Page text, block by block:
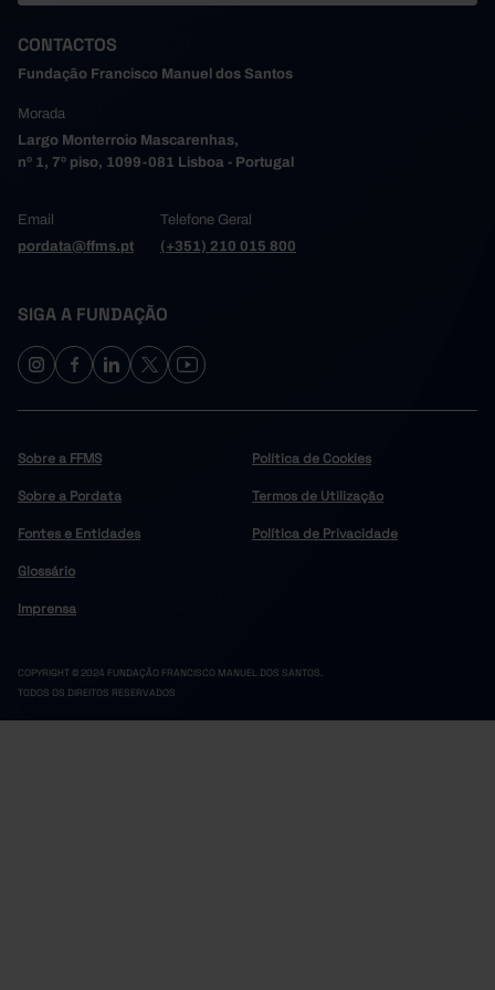
CONTACTOS
Fundação Francisco Manuel dos Santos
Morada
Largo Monterroio Mascarenhas,
nº 1, 7º piso, 1099-081 Lisboa - Portugal
Email
pordata@ffms.pt
Telefone Geral
(+351) 210 015 800
SIGA A FUNDAÇÃO
Sobre a FFMS
Sobre a Pordata
Fontes e Entidades
Glossário
Imprensa
Política de Cookies
Termos de Utilização
Política de Privacidade
COPYRIGHT © 2024 FUNDAÇÃO FRANCISCO MANUEL DOS SANTOS.
TODOS OS DIREITOS RESERVADOS